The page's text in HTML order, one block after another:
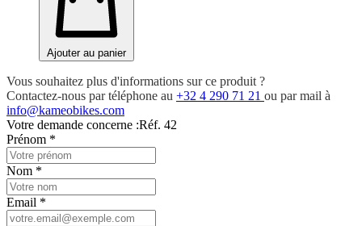
Ajouter au panier
Vous souhaitez plus d'informations sur ce produit ?
Contactez-nous par téléphone au +32 4 290 71 21 ou par mail à
info@kameobikes.com
Votre demande concerne :Réf. 42
Prénom *
Nom *
Email *